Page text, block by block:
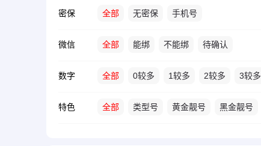
密保 全部 无密保 手机号
微信 全部 能绑 不能绑 待确认
数字 全部 0较多 1较多 2较多 3较多
特色 全部 类型号 黄金靓号 黑金靓号